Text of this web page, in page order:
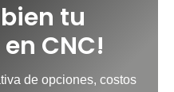
tu
CNC!
de opciones, costos